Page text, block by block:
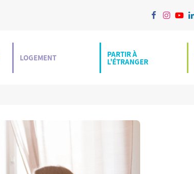
LOGEMENT PARTIR À
L'ÉTRANGER